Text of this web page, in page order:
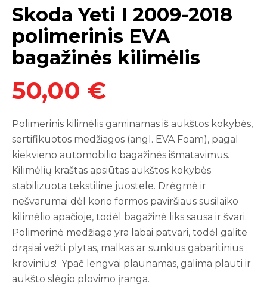
Skoda Yeti I 2009-2018
polimerinis EVA
bagažinės kilimėlis
50,00 €
Polimerinis kilimėlis gaminamas iš aukštos kokybės,
sertifikuotos medžiagos (angl. EVA Foam), pagal
kiekvieno automobilio bagažinės išmatavimus.
Kilimėlių kraštas apsiūtas aukštos kokybės
stabilizuota tekstiline juostele. Drėgmė ir
nešvarumai dėl korio formos paviršiaus susilaiko
kilimėlio apačioje, todėl bagažinė liks sausa ir švari.
Polimerinė medžiaga yra labai patvari, todėl galite
drąsiai vežti plytas, malkas ar sunkius gabaritinius
krovinius! Ypač lengvai plaunamas, galima plauti ir
aukšto slėgio plovimo įranga.